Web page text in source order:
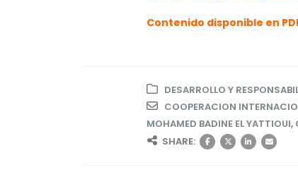
Contenido disponible en
DESARROLLO Y
COOPERACION
MOHAMED BADINE EL YATTIOUI,
SHARE: